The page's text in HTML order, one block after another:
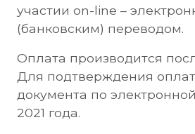
участии on-line –
(банковским) переводом.
Оплата производится
Для подтверждения
документа по
2021 года.